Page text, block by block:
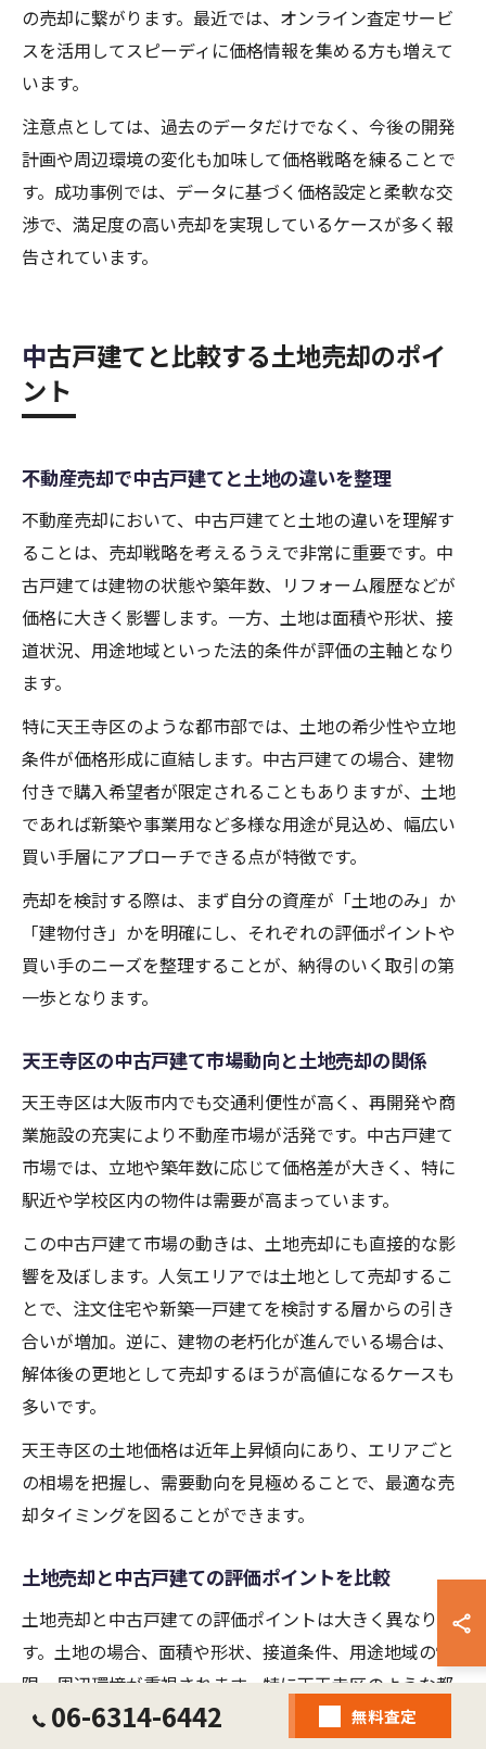
の売却に繋がります。最近では、オンライン査定サービ
スを活用してスピーディに価格情報を集める方も増えて
います。
注意点としては、過去のデータだけでなく、今後の開発
計画や周辺環境の変化も加味して価格戦略を練ることで
す。成功事例では、データに基づく価格設定と柔軟な交
渉で、満足度の高い売却を実現しているケースが多く報
告されています。
中古戸建てと比較する土地売却のポイ
ント
不動産売却で中古戸建てと土地の違いを整理
不動産売却において、中古戸建てと土地の違いを理解す
ることは、売却戦略を考えるうえで非常に重要です。中
古戸建ては建物の状態や築年数、リフォーム履歴などが
価格に大きく影響します。一方、土地は面積や形状、接
道状況、用途地域といった法的条件が評価の主軸となり
ます。
特に天王寺区のような都市部では、土地の希少性や立地
条件が価格形成に直結します。中古戸建ての場合、建物
付きで購入希望者が限定されることもありますが、土地
であれば新築や事業用など多様な用途が見込め、幅広い
買い手層にアプローチできる点が特徴です。
売却を検討する際は、まず自分の資産が「土地のみ」か
「建物付き」かを明確にし、それぞれの評価ポイントや
買い手のニーズを整理することが、納得のいく取引の第
一歩となります。
天王寺区の中古戸建て市場動向と土地売却の関係
天王寺区は大阪市内でも交通利便性が高く、再開発や商
業施設の充実により不動産市場が活発です。中古戸建て
市場では、立地や築年数に応じて価格差が大きく、特に
駅近や学校区内の物件は需要が高まっています。
この中古戸建て市場の動きは、土地売却にも直接的な影
響を及ぼします。人気エリアでは土地として売却するこ
とで、注文住宅や新築一戸建てを検討する層からの引き
合いが増加。逆に、建物の老朽化が進んでいる場合は、
解体後の更地として売却するほうが高値になるケースも
多いです。
天王寺区の土地価格は近年上昇傾向にあり、エリアごと
の相場を把握し、需要動向を見極めることで、最適な売
却タイミングを図ることができます。
土地売却と中古戸建ての評価ポイントを比較
土地売却と中古戸建ての評価ポイントは大きく異なりま
す。土地の場合、面積や形状、接道条件、用途地域の制
限、周辺環境が重視されます。特に天王寺区のような都
市部では、駅からの距離や商業施設へのアクセスが価格
06-6314-6442 無料査定